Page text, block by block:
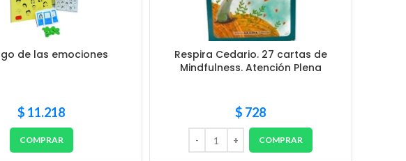
de las emociones
$ 11.218
COMPRAR
Respira Cedario. 27 cartas de
Mindfulness. Atención Plena
$ 728
COMPRAR